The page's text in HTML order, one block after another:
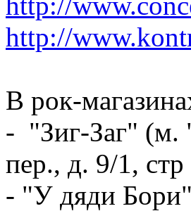
http://
В рок-
- "Зиг-Заг" (м.
пер., д. 9/1,
- "У дяди